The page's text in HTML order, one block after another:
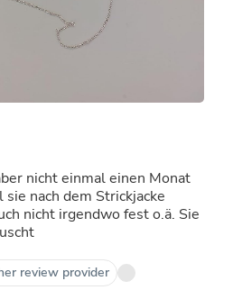
nicht einmal einen Monat
nicht irgendwo fest o.ä. Sie
review provider